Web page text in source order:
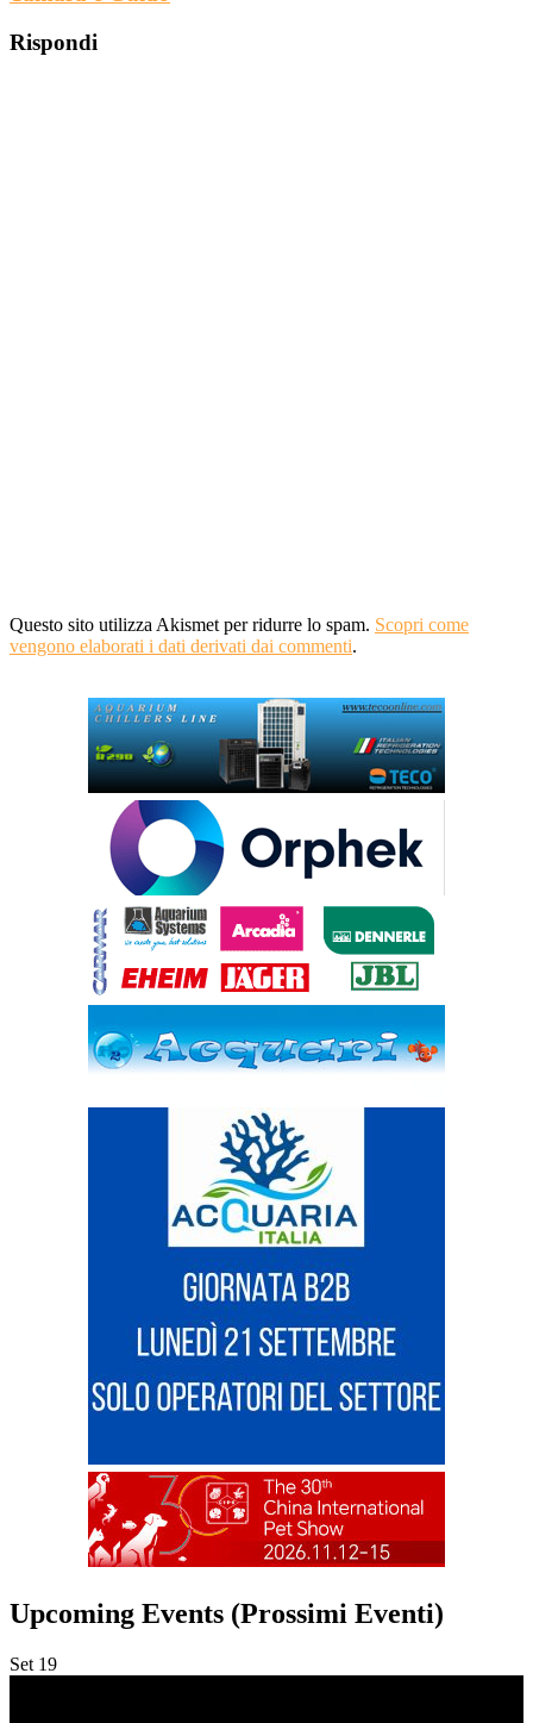
Rispondi
Questo sito utilizza Akismet per ridurre lo spam. Scopri come
vengono elaborati i dati derivati dai commenti.
Upcoming Events (Prossimi Eventi)
Set 19